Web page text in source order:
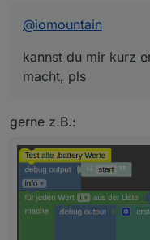
@iomountain
kannst du mir kurz
macht, pls
gerne z.B.: